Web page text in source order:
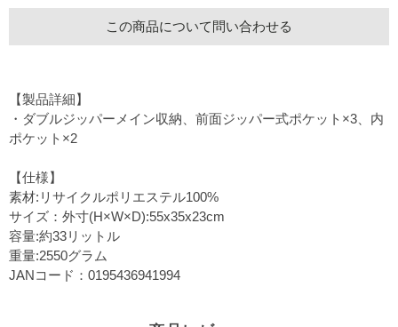
この商品について問い合わせる
【製品詳細】
・ダブルジッパーメイン収納、前面ジッパー式ポケット×3、内
ポケット×2
【仕様】
素材:リサイクルポリエステル100%
サイズ：外寸(H×W×D):55x35x23cm
容量:約33リットル
重量:2550グラム
JANコード：0195436941994